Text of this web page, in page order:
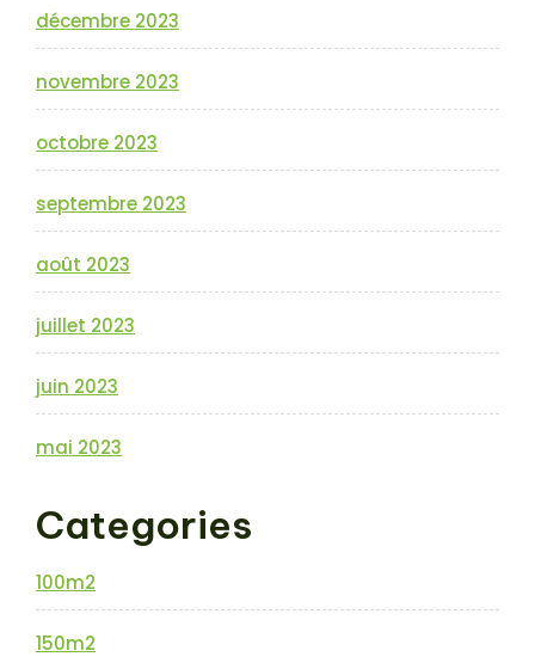
décembre 2023
novembre 2023
octobre 2023
septembre 2023
août 2023
juillet 2023
juin 2023
mai 2023
Categories
100m2
150m2